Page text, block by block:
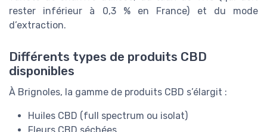
rester inférieur à 0,3 % en France) et du mode
d’extraction.
Différents types de produits CBD
disponibles
À Brignoles, la gamme de produits CBD s’élargit :
Huiles CBD (full spectrum ou isolat)